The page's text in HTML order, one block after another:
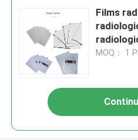
Films
MOQ： 1